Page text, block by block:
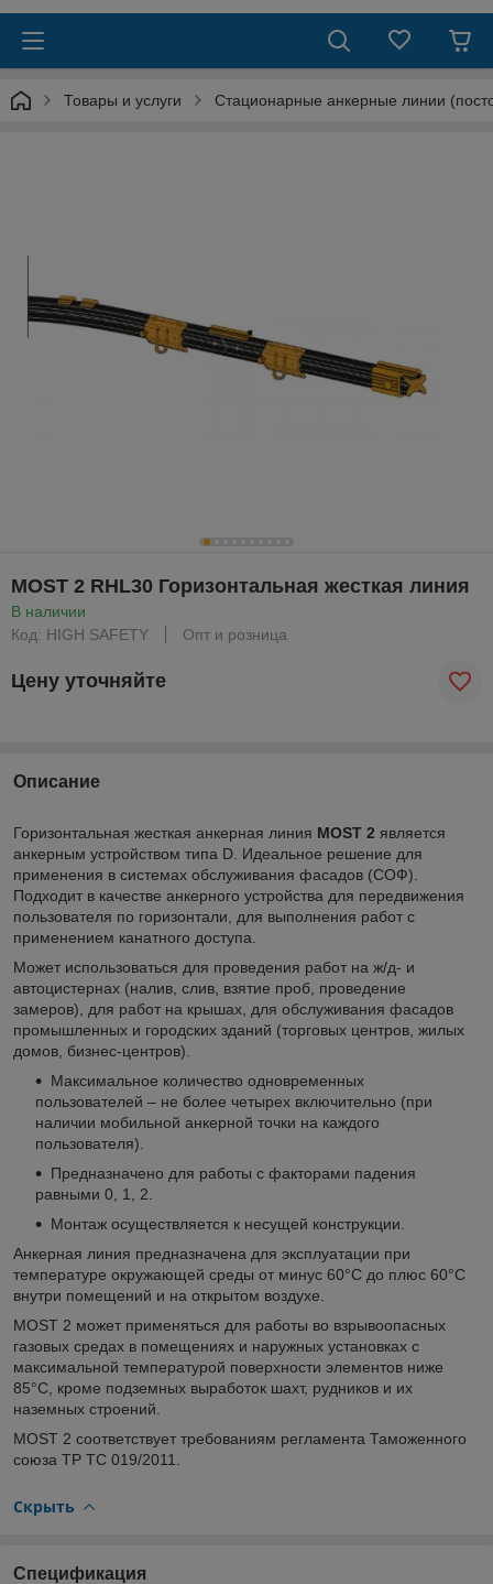
Товары и услуги Стационарные анкерные линии
MOST 2 RHL30 Горизонтальная жесткая линия
В наличии
Код: HIGH SAFETY
Опт и розница
Цену уточняйте
Описание
Горизонтальная жесткая анкерная линия MOST 2 является
анкерным устройством типа D. Идеальное решение для
применения в системах обслуживания фасадов (СОФ).
Подходит в качестве анкерного устройства для передвижения
пользователя по горизонтали, для выполнения работ с
применением канатного доступа.
Может использоваться для проведения работ на ж/д- и
автоцистернах (налив, слив, взятие проб, проведение
замеров), для работ на крышах, для обслуживания фасадов
промышленных и городских зданий (торговых центров, жилых
домов, бизнес-центров).
Максимальное количество одновременных
пользователей – не более четырех включительно (при
наличии мобильной анкерной точки на каждого
пользователя).
Предназначено для работы с факторами падения
равными 0, 1, 2.
Монтаж осуществляется к несущей конструкции.
Анкерная линия предназначена для эксплуатации при
температуре окружающей среды от минус 60°С до плюс 60°С
внутри помещений и на открытом воздухе.
MOST 2 может применяться для работы во взрывоопасных
газовых средах в помещениях и наружных установках с
максимальной температурой поверхности элементов ниже
85°С, кроме подземных выработок шахт, рудников и их
наземных строений.
MOST 2 соответствует требованиям регламента Таможенного
союза ТР ТС 019/2011.
Скрыть
Спецификация